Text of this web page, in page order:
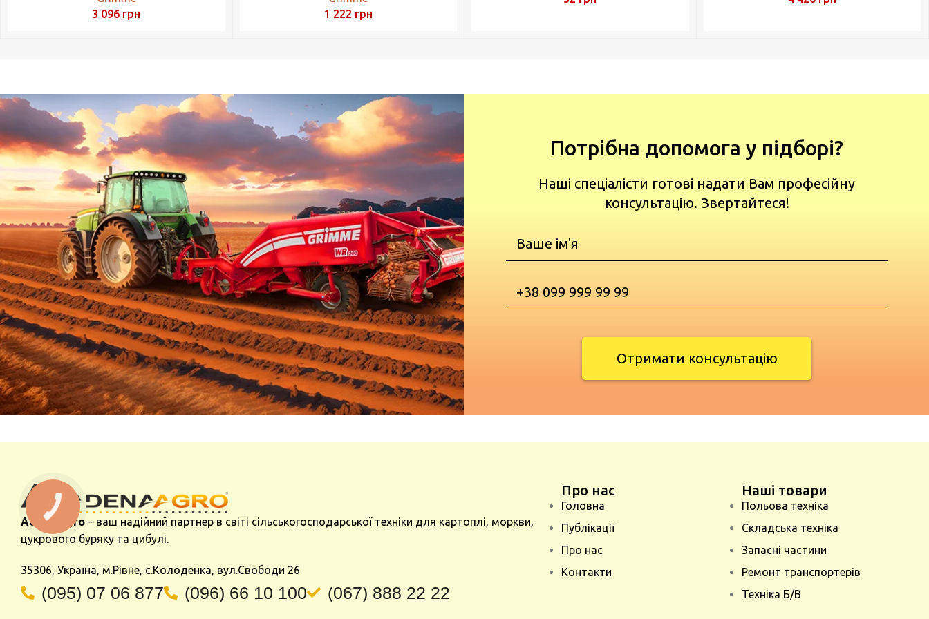
3 096 грн
1 222 грн
Потрібна допомога у підборі?
Наші спеціалісти готові надати Вам професійну
консультацію. Звертайтеся!
Отримати консультацію
Adena Agro – ваш надійний партнер в світі сільськогосподарської техніки для картоплі, моркви,
цукрового буряку та цибулі.
35306, Україна, м.Рівне, с.Колоденка, вул.Свободи 26
(095) 07 06 877 (096) 66 10 100 (067) 888 22 22
Про нас
Головна
Публікації
Про нас
Контакти
Наші товари
Польова техніка
Складська техніка
Запасні частини
Ремонт транспортерів
Техніка Б/В